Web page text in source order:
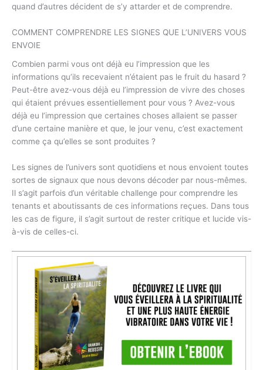
quand d’autres décident de s’y attarder et de comprendre.
COMMENT COMPRENDRE LES SIGNES QUE L’UNIVERS VOUS
ENVOIE
Combien parmi vous ont déjà eu l’impression que les
informations qu’ils recevaient n’étaient pas le fruit du hasard ?
Peut-être avez-vous déjà eu l’impression de vivre des choses
qui étaient prévues essentiellement pour vous ? Avez-vous
déjà eu l’impression que certaines choses allaient se passer
d’une certaine manière et que, le jour venu, c’est exactement
comme ça qu’elles se sont produites ?
Les signes de l’univers sont quotidiens et nous envoient toutes
sortes de signaux que nous devons décoder par nous-mêmes.
Il s’agit parfois d’un véritable challenge pour comprendre les
tenants et aboutissants de ces informations reçues. Dans tous
les cas de figure, il s’agit surtout de rester critique et lucide vis-
à-vis de celles-ci.